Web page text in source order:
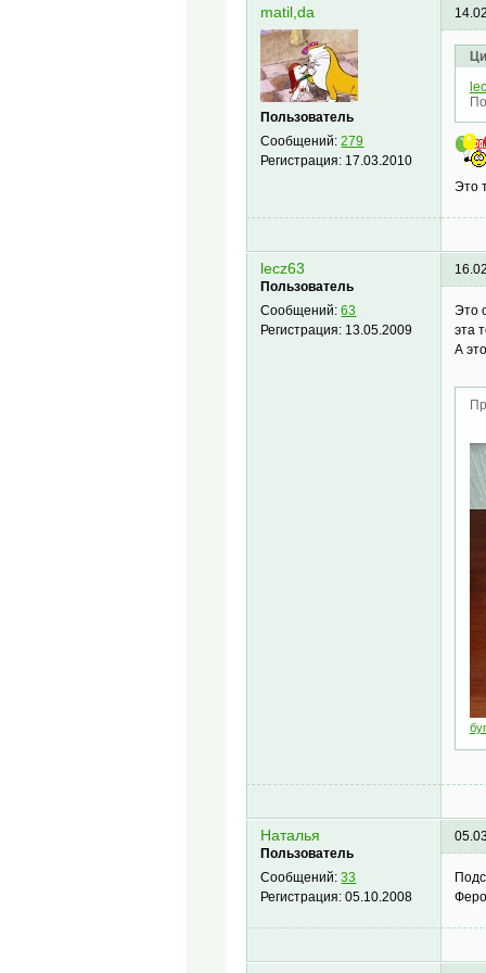
matil,da
Пользователь
Сообщений:279
Регистрация: 17.03.2010
Это
lecz63
Пользователь
Сообщений:63
Регистрация: 13.05.2009
Это
эта
А
Наталья
Пользователь
Сообщений:33
Регистрация:05.10.2008